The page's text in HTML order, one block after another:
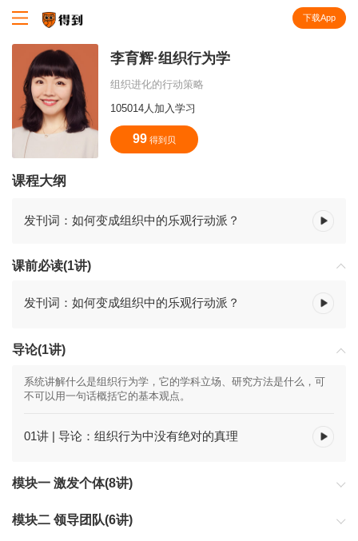
下载App
李育辉·组织行为学
组织进化的行动策略
105014人加入学习
99 得到贝
课程大纲
发刊词：如何变成组织中的乐观行动派？
课前必读(1讲)
发刊词：如何变成组织中的乐观行动派？
导论(1讲)
系统讲解什么是组织行为学，它的学科立场、研究方法是什么，可
不可以用一句话概括它的基本观点。
01讲 | 导论：组织行为中没有绝对的真理
模块一 激发个体(8讲)
带你了解组织中个体的复杂性，组织在激发个体中必须注意到哪些
新规律、新现象。
模块二 领导团队(6讲)